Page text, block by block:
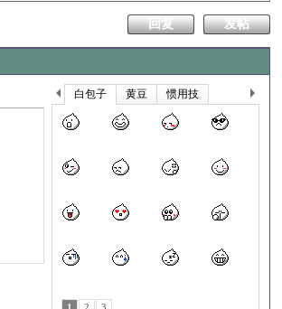
发帖
回复
上
一
下
白包子 黄豆 惯用技